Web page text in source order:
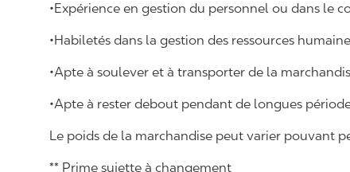
•Expérience en gestion du personnel ou dans le
•Habiletés dans la gestion des ressources
•Apte à soulever et à transporter de la
•Apte à rester debout pendant de longues
Le poids de la marchandise peut varier pouvant
** Prime sujette à changement